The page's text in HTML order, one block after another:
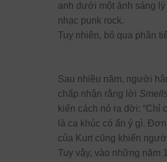
anh dưới một ánh sáng
nhạc punk rock.
Tuy nhiên, bỏ qua phần
Sau nhiều năm, người
chấp nhận rằng lời
kiến cách nó ra đời: “Chỉ
là ca khúc có ẩn ý gì.
của Kurt cũng khiến
Tuy vậy, vào những năm